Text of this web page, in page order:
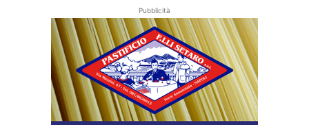
Pubblicità